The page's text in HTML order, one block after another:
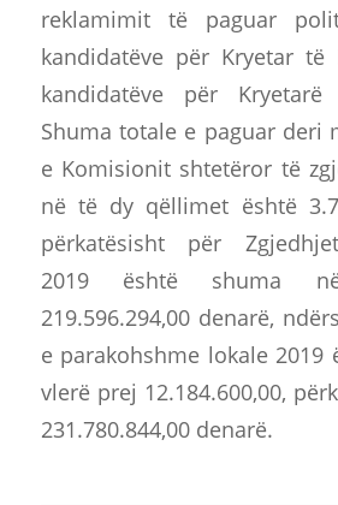
reklamimit të paguar
kandidatëve për Kryetar të
kandidatëve për
Shuma totale e paguar deri
e Komisionit shtetëror të
në të dy qëllimet është
përkatësisht për
2019 është shuma
219.596.294,00 denarë,
e parakohshme lokale 2019
vlerë prej 12.184.600,00,
231.780.844,00 denarë.